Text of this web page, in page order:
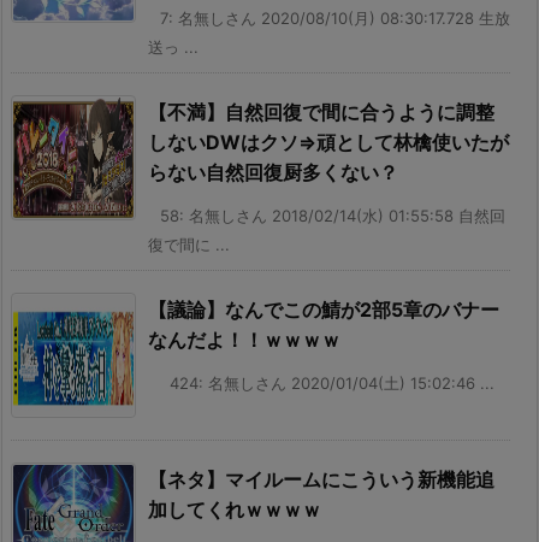
7: 名無しさん 2020/08/10(月) 08:30:17.728 生放
送っ ...
【不満】自然回復で間に合うように調整
しないDWはクソ⇒頑として林檎使いたが
らない自然回復厨多くない？
58: 名無しさん 2018/02/14(水) 01:55:58 自然回
復で間に ...
【議論】なんでこの鯖が2部5章のバナー
なんだよ！！ｗｗｗｗ
424: 名無しさん 2020/01/04(土) 15:02:46 ...
【ネタ】マイルームにこういう新機能追
加してくれｗｗｗｗ